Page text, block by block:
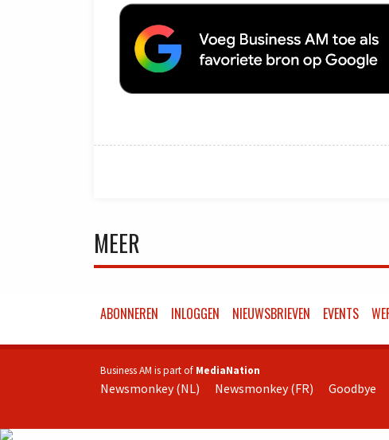
MEER
ABONNEREN INLOGGEN NIEUWSBRIEVEN EVENTS
Business AM is part of MediaNation
Newsmonkey (NL) Newsmonkey (FR) Goodbye